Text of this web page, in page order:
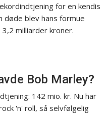
for en kendis
døde blev hans formue
milliarder kroner.
Bob Marley?
142 mio. kr. Nu har
'n' roll, så selvfølgelig